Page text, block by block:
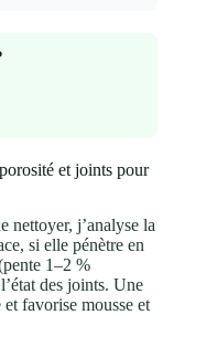
et joints pour
nettoyer, j’analyse la
si elle pénètre en
1–2 %
des joints. Une
favorise mousse et